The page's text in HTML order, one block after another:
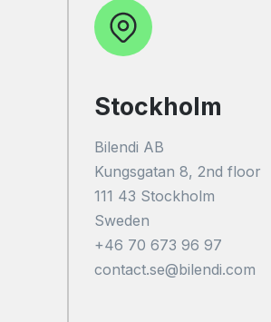
Stockholm
Bilendi AB
Kungsgatan 8, 2nd floor
111 43 Stockholm
Sweden
+46 70 673 96 97
contact.se@bilendi.com